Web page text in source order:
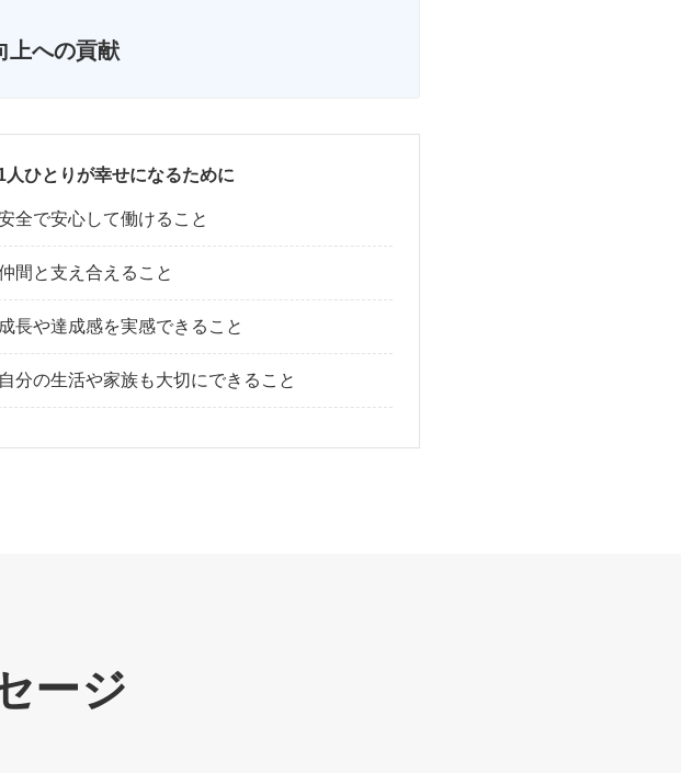
上への貢献
人ひとりが幸せになるために
全で安心して働けること
間と支え合えること
成長や達成感を実感できること
自分の生活や家族も大切にできること
ージ